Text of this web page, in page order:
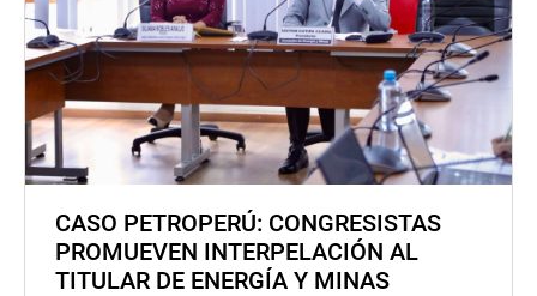
CASO PETROPERÚ: CONGRESISTAS
PROMUEVEN INTERPELACIÓN AL
TITULAR DE ENERGÍA Y MINAS